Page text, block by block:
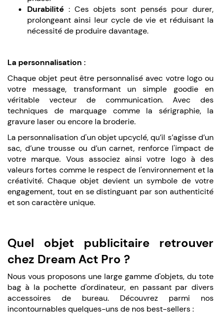
Durabilité : Ces objets sont pensés pour durer,
prolongeant ainsi leur cycle de vie et réduisant la
nécessité de produire davantage.
La personnalisation :
Chaque objet peut être personnalisé avec votre logo ou
votre message, transformant un simple goodie en
véritable vecteur de communication. Avec des
techniques de marquage comme la sérigraphie, la
gravure laser ou encore la broderie.
La personnalisation d'un objet upcyclé, qu’il s’agisse d’un
sac, d’une trousse ou d’un carnet, renforce l'impact de
votre marque. Vous associez ainsi votre logo à des
valeurs fortes comme le respect de l'environnement et la
créativité. Chaque objet devient un symbole de votre
engagement, tout en se distinguant par son authenticité
et son caractère unique.
Quel objet publicitaire retrouver
chez Dream Act Pro ?
Nous vous proposons une large gamme d'objets, du tote
bag à la pochette d'ordinateur, en passant par divers
accessoires de bureau. Découvrez parmi nos
incontournables quelques-uns de nos best-sellers :